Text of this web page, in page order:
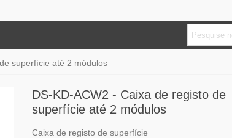
superfície até 2 módulos
DS-KD-ACW2 - Caixa de registo de
superfície até 2 módulos
Caixa de registo de superfície